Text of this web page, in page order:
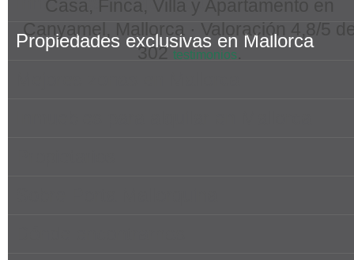
Propiedades exclusivas en Mallorca
Canyamel, Mallorca · Valoración 4,8/5
302 testimonios